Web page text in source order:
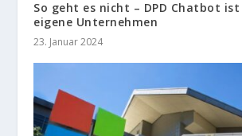
So geht es nicht – DPD Chatbot
eigene Unternehmen
23. Januar 2024